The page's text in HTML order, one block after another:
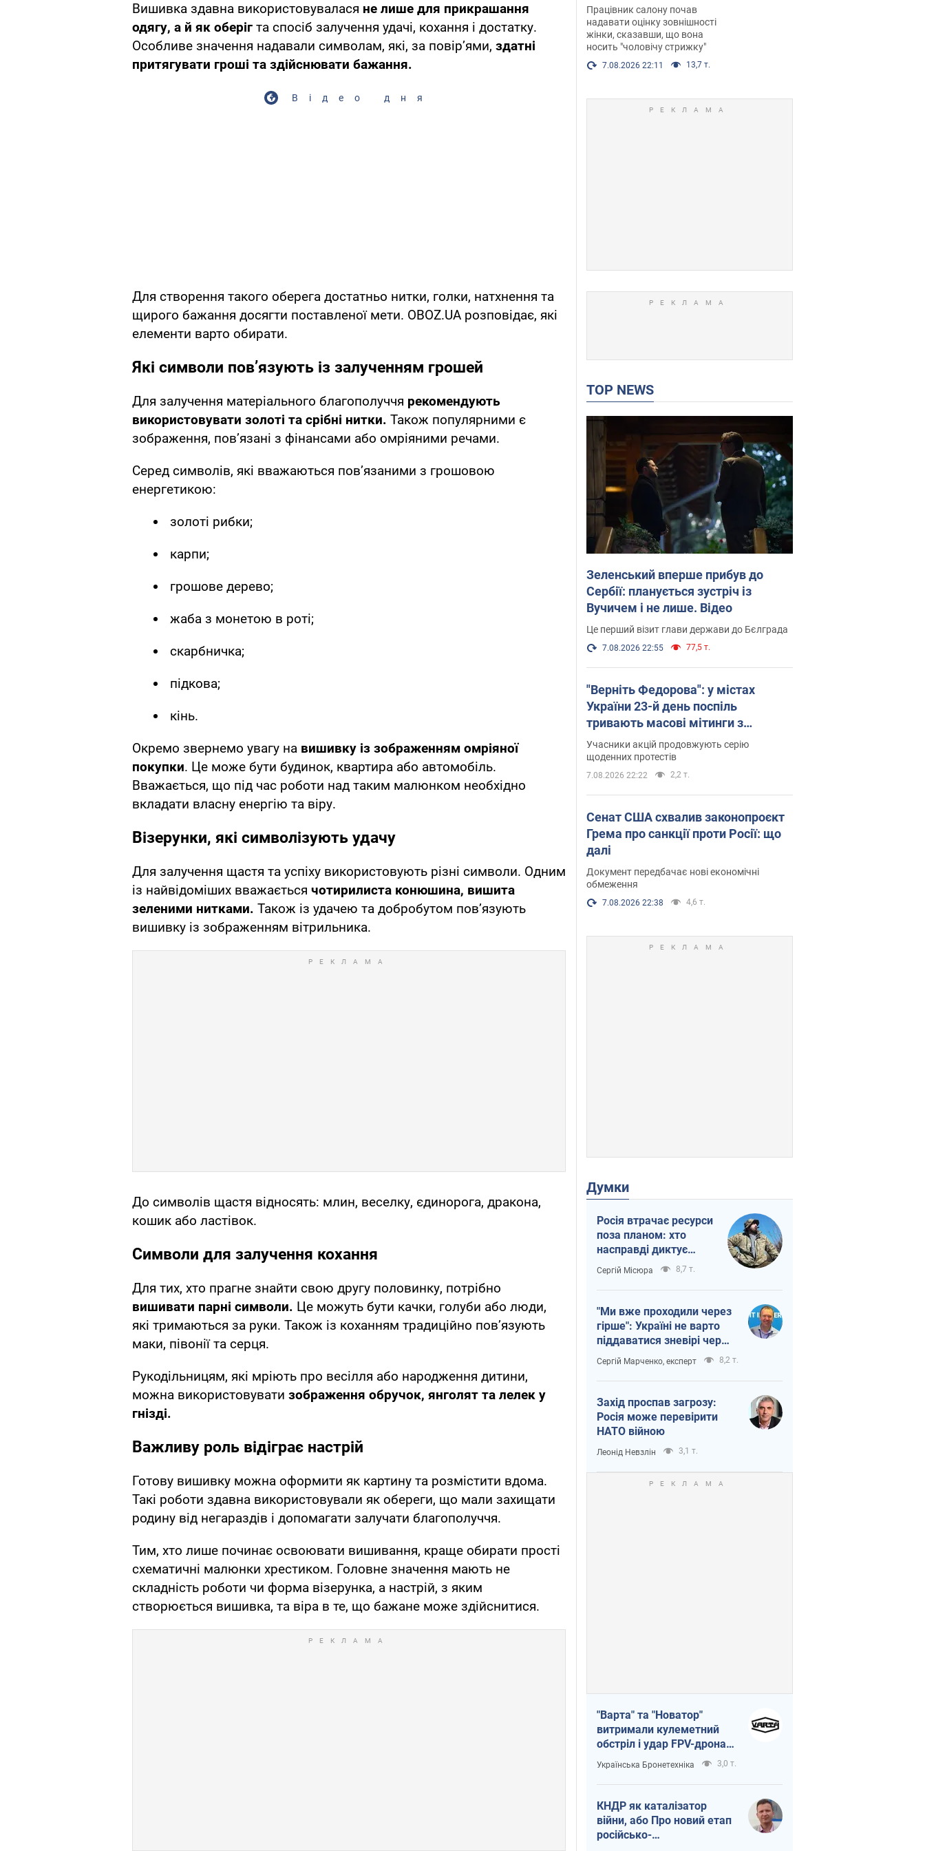
Вишивка здавна використовувалася не лише для прикрашання
одягу, а й як оберіг та спосіб залучення удачі, кохання і достатку.
Особливе значення надавали символам, які, за повір’ями, здатні
притягувати гроші та здійснювати бажання.
Відео дня
Для створення такого оберега достатньо нитки, голки, натхнення та
щирого бажання досягти поставленої мети. OBOZ.UA розповідає, які
елементи варто обирати.
Які символи пов’язують із залученням грошей
Для залучення матеріального благополуччя рекомендують
використовувати золоті та срібні нитки. Також популярними є
зображення, пов’язані з фінансами або омріяними речами.
Серед символів, які вважаються пов’язаними з грошовою
енергетикою:
золоті рибки;
карпи;
грошове дерево;
жаба з монетою в роті;
скарбничка;
підкова;
кінь.
Окремо звернемо увагу на вишивку із зображенням омріяної
покупки. Це може бути будинок, квартира або автомобіль.
Вважається, що під час роботи над таким малюнком необхідно
вкладати власну енергію та віру.
Візерунки, які символізують удачу
Для залучення щастя та успіху використовують різні символи. Одним
із найвідоміших вважається чотирилиста конюшина, вишита
зеленими нитками. Також із удачею та добробутом пов’язують
вишивку із зображенням вітрильника.
До символів щастя відносять: млин, веселку, єдинорога, дракона,
кошик або ластівок.
Символи для залучення кохання
Для тих, хто прагне знайти свою другу половинку, потрібно
вишивати парні символи. Це можуть бути качки, голуби або люди,
які тримаються за руки. Також із коханням традиційно пов’язують
маки, півонії та серця.
Рукодільницям, які мріють про весілля або народження дитини,
можна використовувати зображення обручок, янголят та лелек у
гнізді.
Важливу роль відіграє настрій
Готову вишивку можна оформити як картину та розмістити вдома.
Такі роботи здавна використовували як обереги, що мали захищати
родину від негараздів і допомагати залучати благополуччя.
Тим, хто лише починає освоювати вишивання, краще обирати прості
схематичні малюнки хрестиком. Головне значення мають не
складність роботи чи форма візерунка, а настрій, з яким
створюється вишивка, та віра в те, що бажане може здійснитися.
після хімієтерапії,
розгорівся скандал.
Фото
Працівник салону почав
надавати оцінку зовнішності
жінки, сказавши, що вона
носить "чоловічу стрижку"
7.08.2026 22:11 13,7 т.
TOP NEWS
Зеленський вперше прибув до
Сербії: планується зустріч із
Вучичем і не лише. Відео
Це перший візит глави держави до Бєлграда
7.08.2026 22:55 77,5 т.
"Верніть Федорова": у містах
України 23-й день поспіль
тривають масові мітинги з
картонками. Фото і відео
Учасники акцій продовжують серію
щоденних протестів
7.08.2026 22:22 2,2 т.
Сенат США схвалив законопроєкт
Грема про санкції проти Росії: що
далі
Документ передбачає нові економічні
обмеження
7.08.2026 22:38 4,6 т.
Думки
Росія втрачає ресурси
поза планом: хто
насправді диктує
темп війни
Сергій Місюра 8,7 т.
"Ми вже проходили через
гірше": Україні не варто
піддаватися зневірі через
ракетний терор
Сергій Марченко, експерт 8,2 т.
Захід проспав загрозу:
Росія може перевірити
НАТО війною
Леонід Невзлін 3,1 т.
"Варта" та "Новатор"
витримали кулеметний
обстріл і удар FPV-дрона,
врятувавши життя
офіцеру ЗСУ
Українська Бронетехніка 3,0 т.
КНДР як каталізатор
війни, або Про новий етап
російсько-